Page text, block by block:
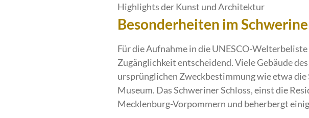
Highlights der Kunst und Architektur
Besonderheiten im
Für die Aufnahme in die UNESCO-
Zugänglichkeit entscheidend. Viele Gebäude
ursprünglichen Zweckbestimmung wie etwa
Museum. Das Schweriner Schloss, einst die
Mecklenburg-Vorpommern und beherbergt